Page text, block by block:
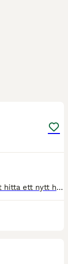
Efter snart 6 år ihop börjar det bli dags att hitta ett nytt hem till min hjärteponny då jag ska påbörja studier på annan ort. Myran som hon kallas är ett irlänskt D-ponnysto född 2012, 142cm i mkh. E